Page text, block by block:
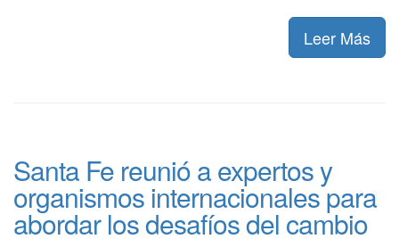
Leer Más
Santa Fe reunió a expertos y
organismos internacionales para
abordar los desafíos del cambio